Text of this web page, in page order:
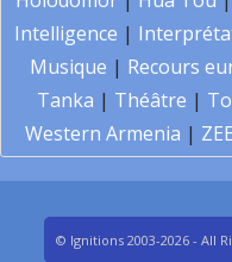
Intelligence |
Musique | Recours
Tanka | Théâtre |
Western Armenia | ZEE
© Ignitions 2003-2026 - All